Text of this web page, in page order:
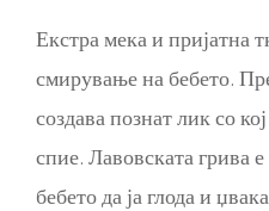
Екстра мека и пријатна
смирување на бебето.
создава познат лик со
спие. Лавовската грива
бебето да ја глода и